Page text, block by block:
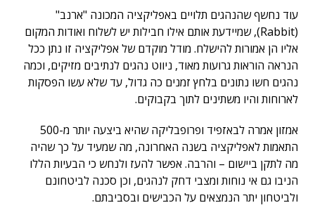
עוד נחשף שהנהגים תלויים באפליקציה המכונה "ארנב"
(Rabbit), שמיידעת אותם אילו חבילות יש לשלוח ואודות המקום
אליו הן אמורות להישלח. מודל מוקדם של אפליקציה זו נתן ככל
הנראה הוראות גרועות מאוד, ניווט נהגים לנתיבים מזיקים, וכמה
נהגים חשו נתונים בלחץ זמנים כה גדול, עד שלא עשו הפסקות
לארוחות והיו משתינים לתוך בקבוקים.
אמזון אמרה לבאזפיד ופרופבליקה שהיא ביצעה יותר מ-500
התאמות לאפליקציה בשנה האחרונה, מה שמעיד על כך שהיה
מה לתקן ביישום – והרבה. אפשר להעז ולנחש כי הבעיות הללו
הניבו גם אי נוחות ומצבי דחק לנהגים, וכן סכנה לביטחונם
ולביטחון יתר הנמצאים על הכבישים ובסביבתם.